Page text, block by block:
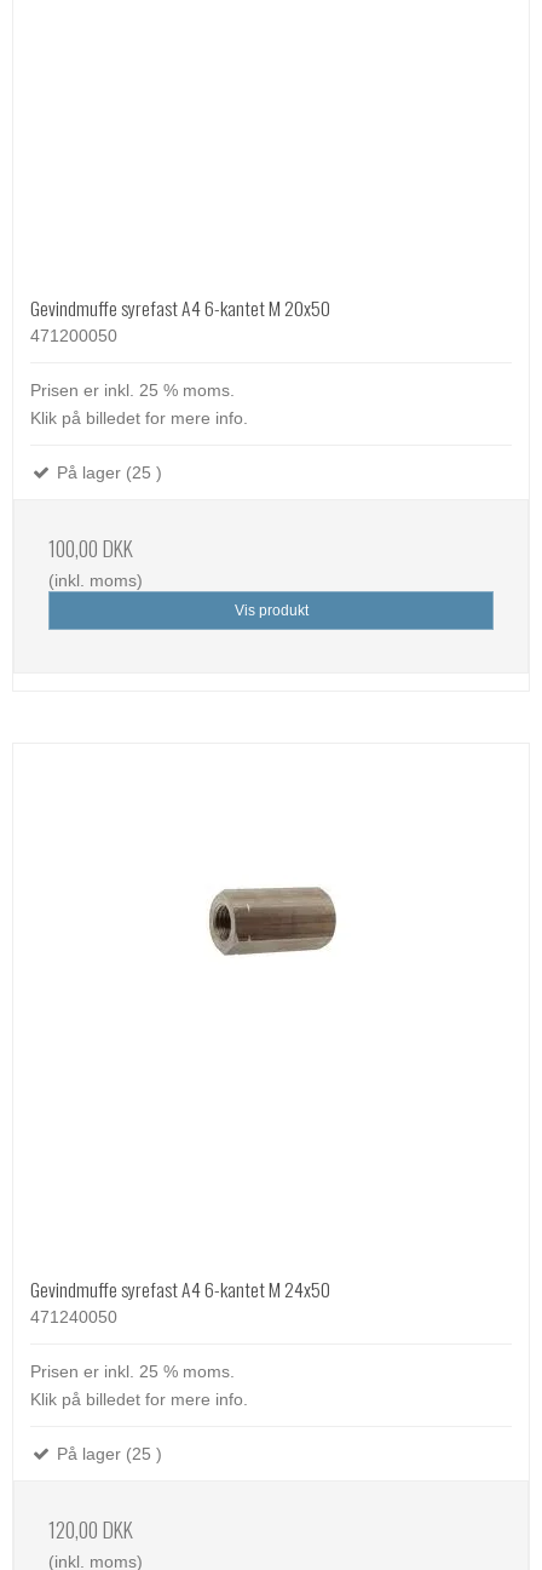
Gevindmuffe syrefast A4 6-kantet M 20x50
471200050
Prisen er inkl. 25 % moms.
Klik på billedet for mere info.
På lager (25 )
100,00 DKK
(inkl. moms)
Vis produkt
Gevindmuffe syrefast A4 6-kantet M 24x50
471240050
Prisen er inkl. 25 % moms.
Klik på billedet for mere info.
På lager (25 )
120,00 DKK
(inkl. moms)